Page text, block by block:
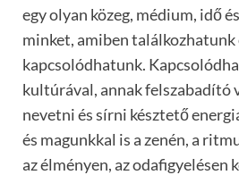
egy olyan közeg, médium, idő
minket, amiben találkozhatunk
kapcsolódhatunk.
kultúrával, annak felszabadító
nevetni és sírni késztető
és magunkkal is a zenén, a
az élményen, az odafigyelésen